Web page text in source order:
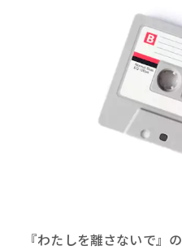
『わたしを離さないで』